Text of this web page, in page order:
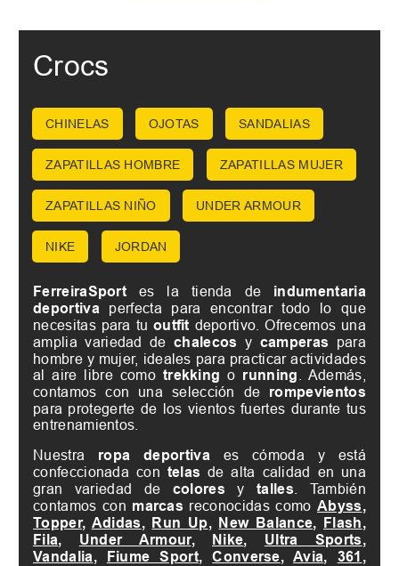
Crocs
CHINELAS OJOTAS SANDALIAS
ZAPATILLAS HOMBRE ZAPATILLAS MUJER
ZAPATILLAS NIÑO UNDER ARMOUR
NIKE JORDAN
FerreiraSport es la tienda de indumentaria
deportiva perfecta para encontrar todo lo que
necesitas para tu outfit deportivo. Ofrecemos una
amplia variedad dechalecosy camperas
para
hombre y mujer, ideales para practicar actividades
al aire libre como trekkingo running . Además,
contamos con una selección de rompevientos
para protegerte de los vientos fuertes durante tus
entrenamientos.
Nuestra ropa deportiva es cómoda y está
confeccionada con telasde alta calidad en una
gran variedad de coloresytalles . También
contamos con marcas reconocidas como Abyss,
Topper, Adidas, Run Up, New Balance, Flash,
Fila, Under Armour, Nike, Ultra Sports,
Vandalia, Fiume Sport,Converse,Avia, 361 ,